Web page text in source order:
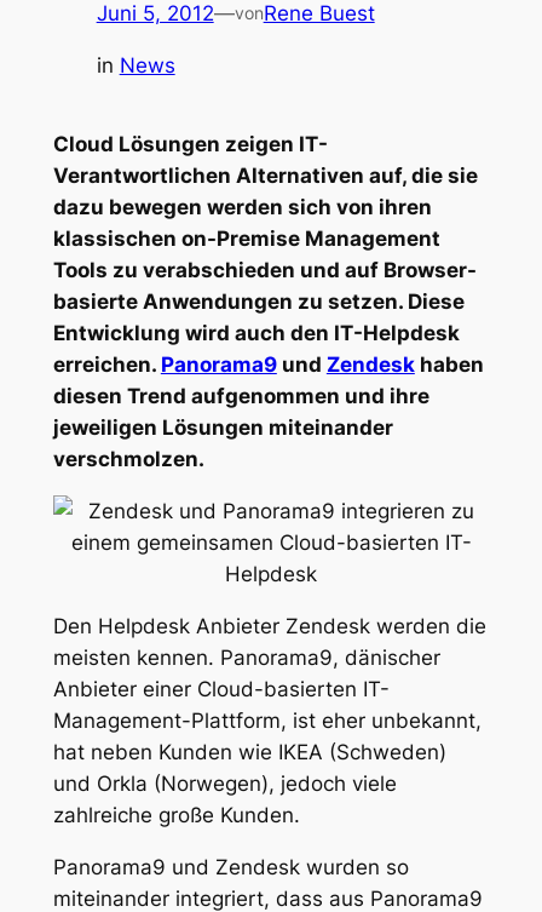
Juni 5, 2012—vonRene Buest
in News
Cloud Lösungen zeigen IT-
Verantwortlichen Alternativen auf, die sie
dazu bewegen werden sich von ihren
klassischen on-Premise Management
Tools zu verabschieden und auf Browser-
basierte Anwendungen zu setzen. Diese
Entwicklung wird auch den IT-Helpdesk
erreichen. Panorama9und Zendeskhaben
diesen Trend aufgenommen und ihre
jeweiligen Lösungen miteinander
verschmolzen.
Den Helpdesk Anbieter Zendesk werden die
meisten kennen. Panorama9, dänischer
Anbieter einer Cloud-basierten IT-
Management-Plattform, ist eher unbekannt,
hat neben Kunden wie IKEA (Schweden)
und Orkla (Norwegen), jedoch viele
zahlreiche große Kunden.
Panorama9 und Zendesk wurden so
miteinander integriert, dass aus Panorama9